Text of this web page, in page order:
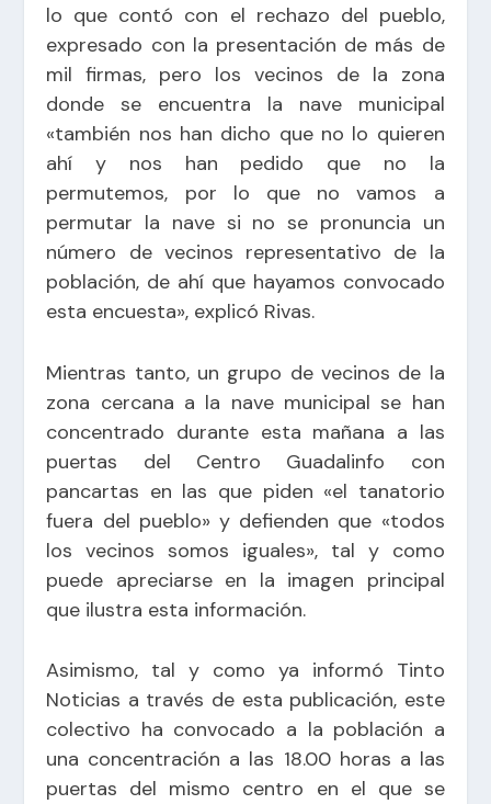
lo que contó con el rechazo del pueblo,
expresado con la presentación de más de
mil firmas, pero los vecinos de la zona
donde se encuentra la nave municipal
«también nos han dicho que no lo quieren
ahí y nos han pedido que no la
permutemos, por lo que no vamos a
permutar la nave si no se pronuncia un
número de vecinos representativo de la
población, de ahí que hayamos convocado
esta encuesta», explicó Rivas.
Mientras tanto, un grupo de vecinos de la
zona cercana a la nave municipal se han
concentrado durante esta mañana a las
puertas del Centro Guadalinfo con
pancartas en las que piden «el tanatorio
fuera del pueblo» y defienden que «todos
los vecinos somos iguales», tal y como
puede apreciarse en la imagen principal
que ilustra esta información.
Asimismo, tal y como ya informó Tinto
Noticias a través de esta publicación, este
colectivo ha convocado a la población a
una concentración a las 18.00 horas a las
puertas del mismo centro en el que se